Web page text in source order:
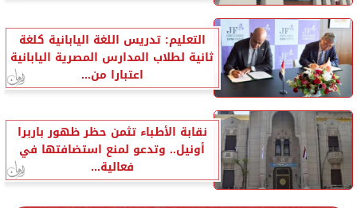
التعليم: تدريس اللغة اليابانية كلغة
ثانية لطلاب المدارس المصرية اليابانية
اعتبارا من...
نقابة الأطباء تثمن حظر ظهور باربرا
أونيل.. وتدعو لمنع استضافتها في
فعالية...